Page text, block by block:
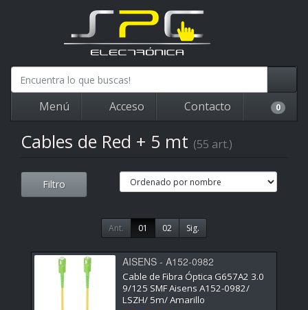
Menú Acceso Contacto 0
Cables de Red + 5 mt (55 art.)
Filtro
Ant. 01 02 Sig.
AISENS - A152-0982
Cable de Fibra Óptica G657A2 3.0
9/125 SMF Aisens A152-0982/
LSZH/ 5m/ Amarillo